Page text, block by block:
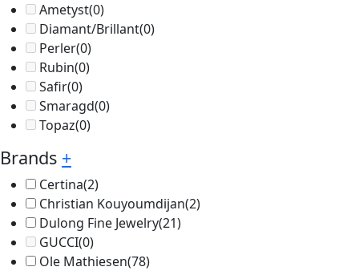
Ametyst(0)
Diamant/Brillant(0)
Perler(0)
Rubin(0)
Safir(0)
Smaragd(0)
Topaz(0)
Brands +
Certina(2)
Christian Kouyoumdijan(2)
Dulong Fine Jewelry(21)
GUCCI(0)
Ole Mathiesen(78)